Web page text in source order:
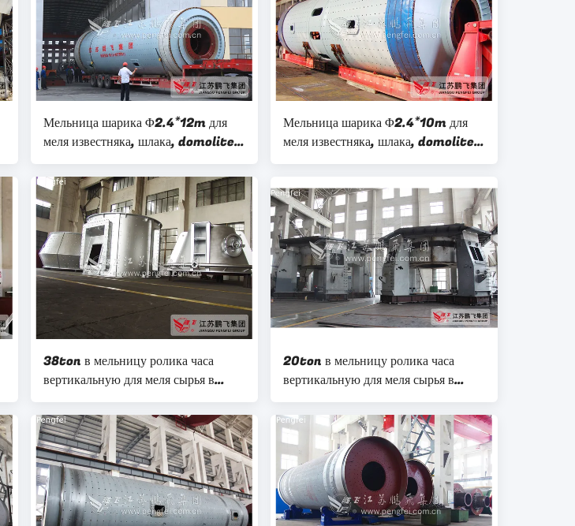
Мельница шарика Φ2.4*12m для
меля известняка, шлака, domolite,
угля etc в различной
производственной линии
Мельница шарика Φ2.4*10m для
меля известняка, шлака, domolite,
угля etc в различной
38ton в мельницу ролика часа
вертикальную для меля сырья в
заводе цемента
20ton в мельницу ролика часа
вертикальную для меля сырья в
заводе цемента